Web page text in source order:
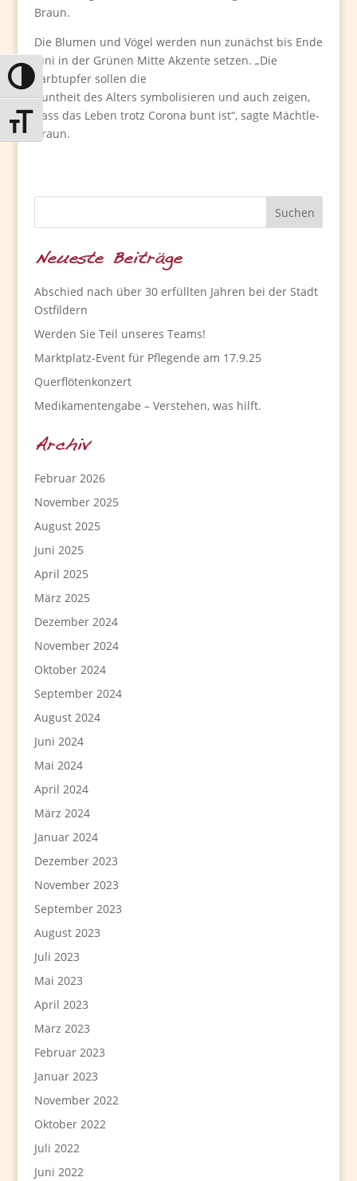
Umschalten auf hohe Kontraste
Schrift vergrößern
Braun.
Die Blumen und Vögel werden nun zunächst bis Ende
Juni in der Grünen Mitte Akzente setzen. „Die
Farbtupfer sollen die
Buntheit des Alters symbolisieren und auch zeigen,
dass das Leben trotz Corona bunt ist“, sagte Mächtle-
Braun.
Neueste Beiträge
Abschied nach über 30 erfüllten Jahren bei der Stadt
Ostfildern
Werden Sie Teil unseres Teams!
Marktplatz-Event für Pflegende am 17.9.25
Querflötenkonzert
Medikamentengabe – Verstehen, was hilft.
Archiv
Februar 2026
November 2025
August 2025
Juni 2025
April 2025
März 2025
Dezember 2024
November 2024
Oktober 2024
September 2024
August 2024
Juni 2024
Mai 2024
April 2024
März 2024
Januar 2024
Dezember 2023
November 2023
September 2023
August 2023
Juli 2023
Mai 2023
April 2023
März 2023
Februar 2023
Januar 2023
November 2022
Oktober 2022
Juli 2022
Juni 2022